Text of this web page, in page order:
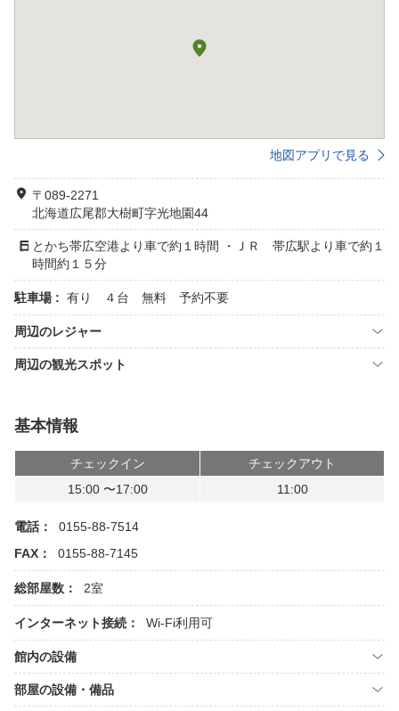
地図アプリで見る
〒089-2271
北海道広尾郡大樹町字光地園44
とかち帯広空港より車で約１時間 ・ＪＲ 帯広駅より車で約１
時間約１５分
駐車場 : 有り ４台 無料 予約不要
周辺のレジャー
周辺の観光スポット
基本情報
チェックイン
チェックアウト
15:00 〜17:00
11:00
電話：
0155-88-7514
FAX：
0155-88-7145
総部屋数： 2室
インターネット接続： Wi-Fi利用可
館内の設備
部屋の設備・備品